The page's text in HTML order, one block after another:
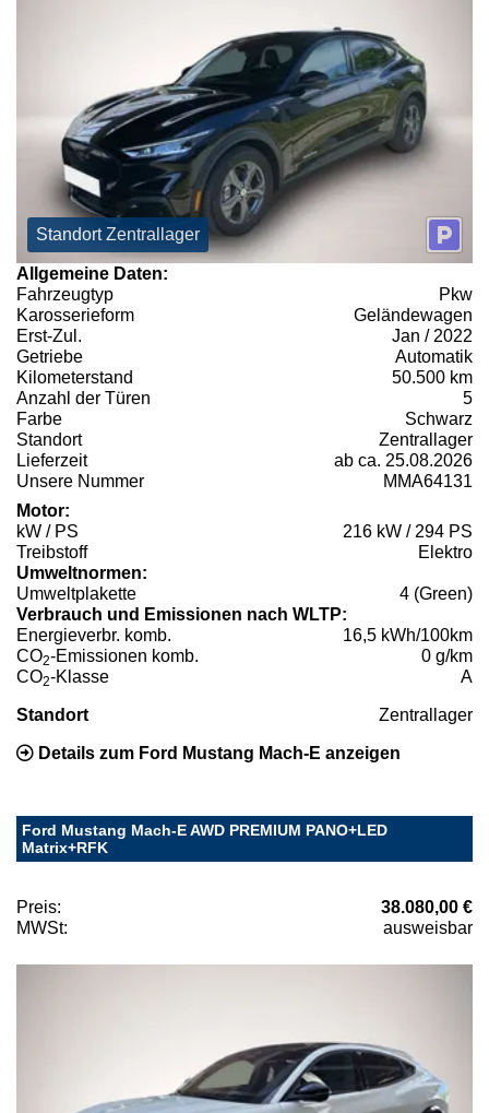
Standort Zentrallager
Allgemeine Daten:
Fahrzeugtyp
Pkw
Karosserieform
Geländewagen
Erst-Zul.
Jan / 2022
Getriebe
Automatik
Kilometerstand
50.500 km
Anzahl der Türen
5
Farbe
Schwarz
Standort
Zentrallager
Lieferzeit
ab ca. 25.08.2026
Unsere Nummer
MMA64131
Motor:
kW / PS
216 kW / 294 PS
Treibstoff
Elektro
Umweltnormen:
Umweltplakette
4 (Green)
Verbrauch und Emissionen nach WLTP:
Energieverbr. komb.
16,5 kWh/100km
CO2-Emissionen komb.
0 g/km
CO2-Klasse A
Standort Zentrallager
Details zum Ford Mustang Mach-E anzeigen
Ford Mustang Mach-E AWD PREMIUM PANO+LED
Matrix+RFK
Preis:
38.080,00 €
MWSt:
ausweisbar